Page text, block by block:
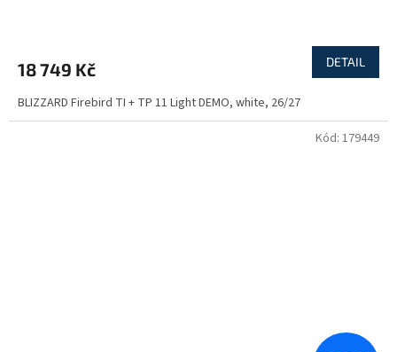
18 749 Kč DETAIL
BLIZZARD Firebird TI + TP 11 Light DEMO, white, 26/27
Kód: 179449